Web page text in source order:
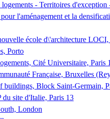
- Territoires
l'aménagement et la
école d\'architecture
Porto
Cité Universitaire, Paris
Française, Bruxelles
buildings, Block Saint-Germain,
du site d'Italie, Paris 13
London